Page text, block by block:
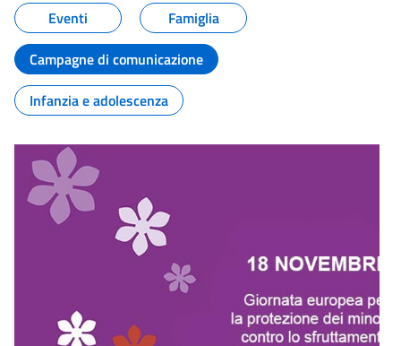
Eventi
Famiglia
Campagne di comunicazione
Infanzia e adolescenza